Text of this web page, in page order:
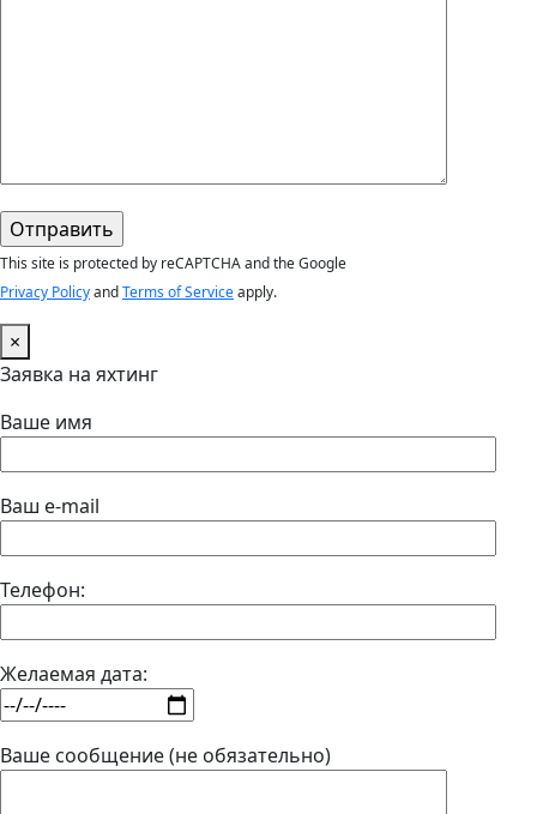
This site is protected by reCAPTCHA and the Google
Privacy PolicyandTerms of Serviceapply.
×
Заявка на яхтинг
Ваше имя
Ваш e-mail
Телефон:
Желаемая дата:
Ваше сообщение (не обязательно)